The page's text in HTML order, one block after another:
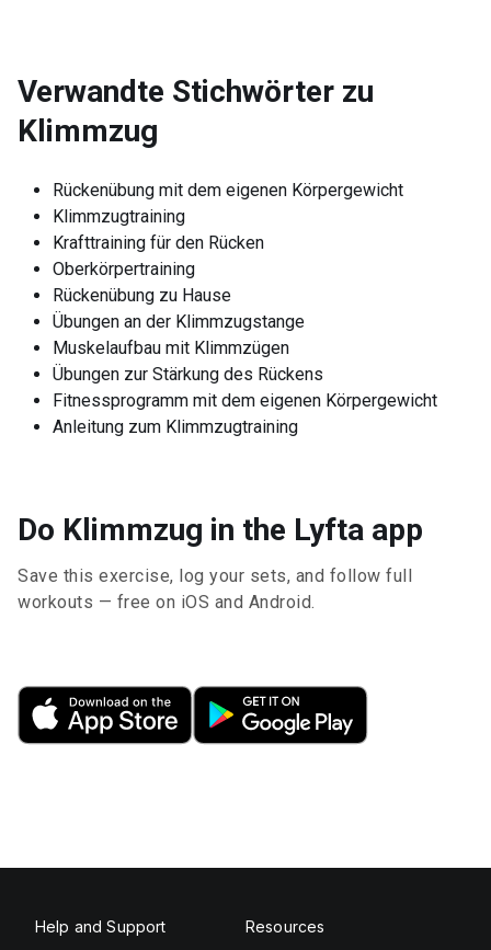
Verwandte Stichwörter zu
Klimmzug
Rückenübung mit dem eigenen Körpergewicht
Klimmzugtraining
Krafttraining für den Rücken
Oberkörpertraining
Rückenübung zu Hause
Übungen an der Klimmzugstange
Muskelaufbau mit Klimmzügen
Übungen zur Stärkung des Rückens
Fitnessprogramm mit dem eigenen Körpergewicht
Anleitung zum Klimmzugtraining
Do Klimmzug in the Lyfta app
Save this exercise, log your sets, and follow full
workouts — free on iOS and Android.
Help and Support Resources